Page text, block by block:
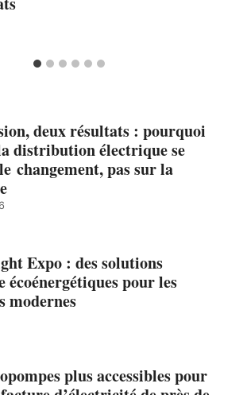
deux résultats : pourquoi
distribution électrique se
changement, pas sur la
Expo : des solutions
écoénergétiques pour les
modernes
plus accessibles pour